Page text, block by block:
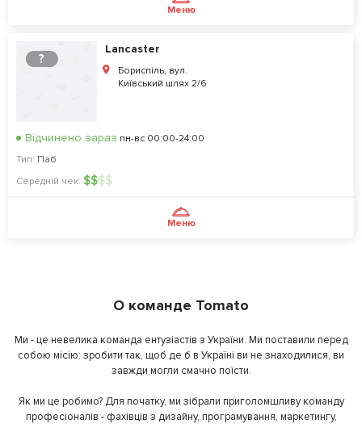
Меню
?
Lancaster
Бориспіль, вул.
Київський шлях 2/6
Відчинено зараз пн-вс 00:00-24:00
Тип: Паб
Середній чек: $$$$
Меню
О команде Tomato
Ми - це невелика команда ентузіастів з України. Ми поставили перед
собою місію: зробити так, щоб де б в Україні ви не знаходилися, ви
завжди могли смачно поїсти.
Як ми це робимо? Для початку, ми зібрали приголомшливу команду
професіоналів - фахівців з дизайну, програмування, маркетингу,